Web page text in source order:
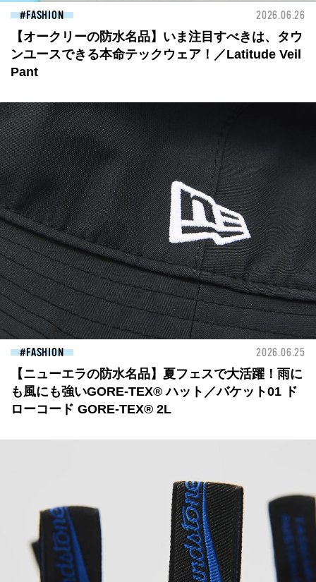
FASHION 2026.06.26
【オークリーの防水名品】いま注目すべきは、タウ
ンユースできる本命テックウェア！／Latitude Veil
Pant
FASHION 2026.06.25
【ニューエラの防水名品】夏フェスで大活躍！雨に
も風にも強いGORE-TEX® ハット／バケット01 ド
ローコード GORE-TEX® 2L